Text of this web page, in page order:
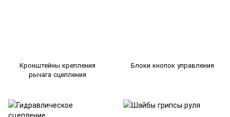
Кронштейны крепления
рычага сцепления
Блоки кнопок управления